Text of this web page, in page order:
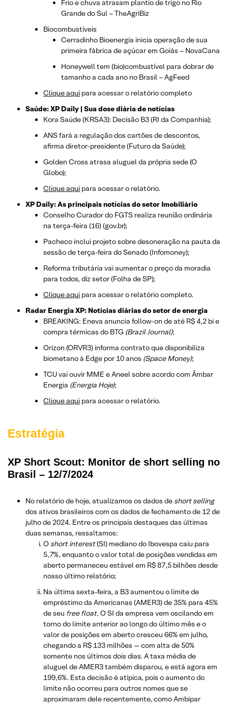
Frio e chuva atrasam plantio de trigo no Rio
Grande do Sul – TheAgriBiz
Biocombustíveis
Cerradinho Bioenergia inicia operação de sua
primeira fábrica de açúcar em Goiás – NovaCana
Honeywell tem (bio)combustível para dobrar de
tamanho a cada ano no Brasil – AgFeed
Clique aqui para acessar o relatório completo
Saúde: XP Daily | Sua dose diária de notícias
Kora Saúde (KRSA3): Decisão B3 (RI da Companhia);
ANS fará a regulação dos cartões de descontos,
afirma diretor-presidente (Futuro da Saúde);
Golden Cross atrasa aluguel da própria sede (O
Globo);
Clique aqui para acessar o relatório.
XP Daily: As principais notícias do setor Imobiliário
Conselho Curador do FGTS realiza reunião ordinária
na terça-feira (16) (gov.br);
Pacheco inclui projeto sobre desoneração na pauta da
sessão de terça-feira do Senado (Infomoney);
Reforma tributária vai aumentar o preço da moradia
para todos, diz setor (Folha de SP);
Clique aqui para acessar o relatório completo.
Radar Energia XP: Notícias diárias do setor de energia
BREAKING: Eneva anuncia follow-on de até R$ 4,2 bi e
compra térmicas do BTG (Brazil Journal);
Orizon (ORVR3) informa contrato que disponibiliza
biometano à Edge por 10 anos (Space Money);
TCU vai ouvir MME e Aneel sobre acordo com Âmbar
Energia (Energia Hoje);
Clique aqui para acessar o relatório.
Estratégia
XP Short Scout: Monitor de short selling no
Brasil – 12/7/2024
No relatório de hoje, atualizamos os dados de short selling
dos ativos brasileiros com os dados de fechamento de 12 de
julho de 2024. Entre os principais destaques das últimas
duas semanas, ressaltamos:
O short interest(SI) mediano do Ibovespa caiu para
5,7%, enquanto o valor total de posições vendidas em
aberto permaneceu estável em R$ 87,5 bilhões desde
nosso último relatório;
Na última sexta-feira, a B3 aumentou o limite de
empréstimo da Americanas (AMER3) de 35% para 45%
de seu free float. O SI da empresa vem oscilando em
torno do limite anterior ao longo do último mês e o
valor de posições em aberto cresceu 66% em julho,
chegando a R$ 133 milhões — com alta de 50%
somente nos últimos dois dias. A taxa média de
aluguel de AMER3 também disparou, e está agora em
199,6%. Esta decisão é atípica, pois o aumento do
limite não ocorreu para outros nomes que se
aproximaram dele recentemente, como Ambipar